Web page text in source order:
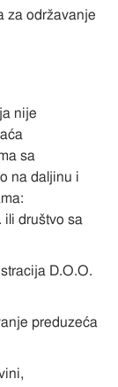
za održavanje
nije
sa
na daljinu i
ili društvo sa
D.O.O.
preduzeća